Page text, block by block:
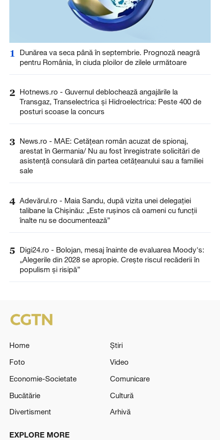
1
Dunărea va seca până în septembrie. Prognoză neagră
pentru România, în ciuda ploilor de zilele următoare
2 Hotnews.ro - Guvernul deblochează angajările la
Transgaz, Transelectrica și Hidroelectrica: Peste 400 de
posturi scoase la concurs
3 News.ro - MAE: Cetăţean român acuzat de spionaj,
arestat în Germania/ Nu au fost înregistrate solicitări de
asistenţă consulară din partea cetăţeanului sau a familiei
sale
4 Adevărul.ro - Maia Sandu, după vizita unei delegației
talibane la Chișinău: „Este rușinos că oameni cu funcții
înalte nu se documentează”
5
Digi24.ro - Bolojan, mesaj înainte de evaluarea Moody's:
„Alegerile din 2028 se apropie. Crește riscul recăderii în
populism și risipă”
Home
Știri
Foto
Video
Economie-Societate
Comunicare
Bucătărie
Cultură
Divertisment
Arhivă
EXPLORE MORE